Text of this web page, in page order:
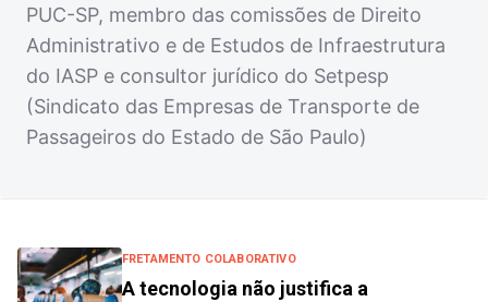
PUC-SP, membro das comissões de Direito
Administrativo e de Estudos de Infraestrutura
do IASP e consultor jurídico do Setpesp
(Sindicato das Empresas de Transporte de
Passageiros do Estado de São Paulo)
FRETAMENTO COLABORATIVO
A tecnologia não justifica a